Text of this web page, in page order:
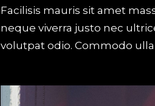
Facilisis mauris sit amet
neque viverra justo nec
volutpat odio. Commodo